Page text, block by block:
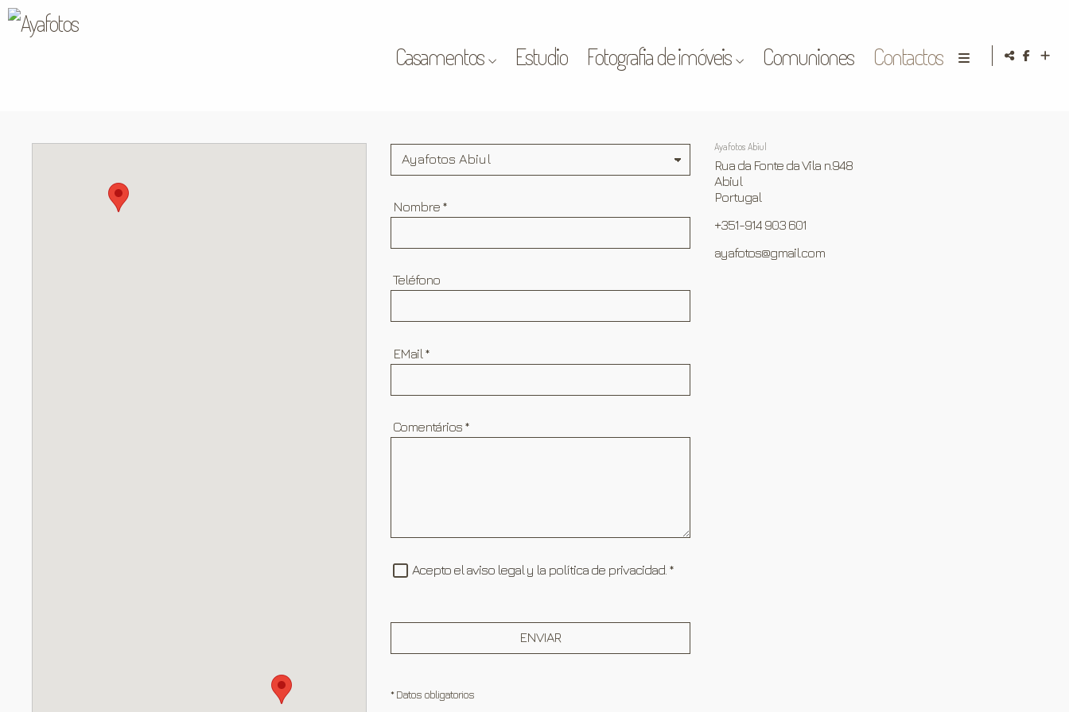
Casamentos Estudio Fotografia de imóveis Comuniones Contactos
Ayafotos Abiul
Rua da Fonte da Vila n.948
Abiul
Portugal
+351-914 903 601
ayafotos@gmail.com
Nombre *
Teléfono
EMail *
Comentários *
Acepto el aviso legal y la política de privacidad. *
ENVIAR
* Datos obligatorios